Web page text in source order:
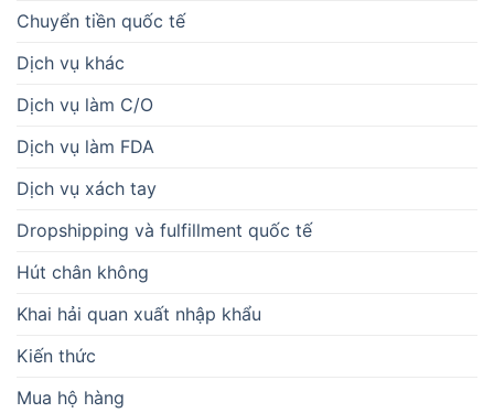
Chuyển tiền quốc tế
Dịch vụ khác
Dịch vụ làm C/O
Dịch vụ làm FDA
Dịch vụ xách tay
Dropshipping và fulfillment quốc tế
Hút chân không
Khai hải quan xuất nhập khẩu
Kiến thức
Mua hộ hàng